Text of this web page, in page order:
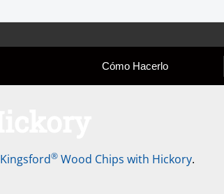
Cómo Hacerlo
Kingsford®Wood Chips with Hickory.